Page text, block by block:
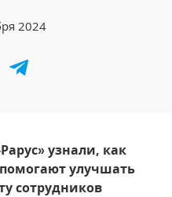
2024
узнали, как
улучшать
сотрудников